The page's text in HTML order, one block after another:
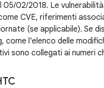
05/02/2018. Le
CVE, riferimenti
(se applicabile). Se
come l'elenco delle
sono collegati ai numeri